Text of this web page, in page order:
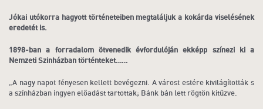
Jókai utókorra hagyott történeteiben megtaláljuk a kokárda viselésének
eredetét is.
1898-ban a forradalom ötvenedik évfordulóján ekképp színezi ki a
Nemzeti Szinházban történteket……
„A nagy napot fényesen kellett bevégezni. A várost estére kivilágították s
a színházban ingyen előadást tartottak; Bánk bán lett rögtön kitűzve.